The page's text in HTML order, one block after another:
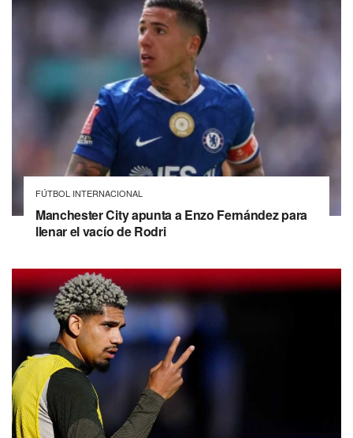
FÚTBOL INTERNACIONAL
Manchester City apunta a Enzo Fernández para
llenar el vacío de Rodri